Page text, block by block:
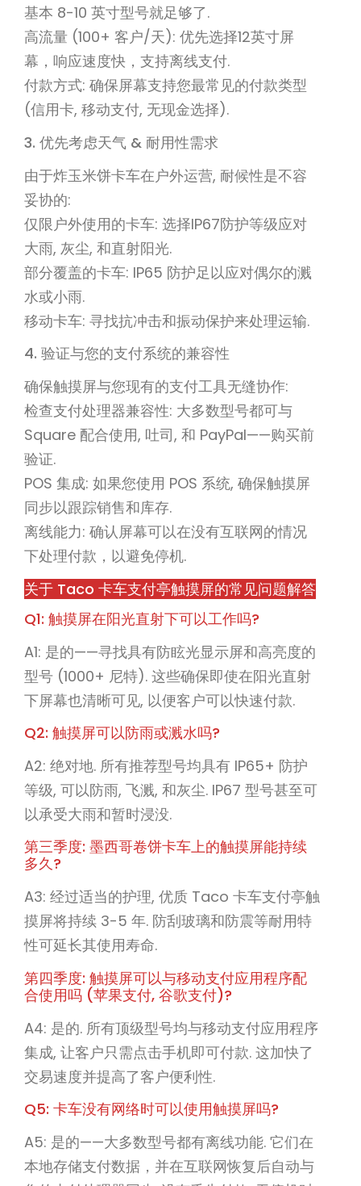
基本 8-10 英寸型号就足够了.
高流量 (100+ 客户/天): 优先选择12英寸屏
幕，响应速度快，支持离线支付.
付款方式: 确保屏幕支持您最常见的付款类型
(信用卡, 移动支付, 无现金选择).
3. 优先考虑天气 & 耐用性需求
由于炸玉米饼卡车在户外运营, 耐候性是不容
妥协的:
仅限户外使用的卡车: 选择IP67防护等级应对
大雨, 灰尘, 和直射阳光.
部分覆盖的卡车: IP65 防护足以应对偶尔的溅
水或小雨.
移动卡车: 寻找抗冲击和振动保护来处理运输.
4. 验证与您的支付系统的兼容性
确保触摸屏与您现有的支付工具无缝协作:
检查支付处理器兼容性: 大多数型号都可与
Square 配合使用, 吐司, 和 PayPal——购买前
验证.
POS 集成: 如果您使用 POS 系统, 确保触摸屏
同步以跟踪销售和库存.
离线能力: 确认屏幕可以在没有互联网的情况
下处理付款，以避免停机.
关于 Taco 卡车支付亭触摸屏的常见问题解答
Q1: 触摸屏在阳光直射下可以工作吗?
A1: 是的——寻找具有防眩光显示屏和高亮度的
型号 (1000+ 尼特). 这些确保即使在阳光直射
下屏幕也清晰可见, 以便客户可以快速付款.
Q2: 触摸屏可以防雨或溅水吗?
A2: 绝对地. 所有推荐型号均具有 IP65+ 防护
等级, 可以防雨, 飞溅, 和灰尘. IP67 型号甚至可
以承受大雨和暂时浸没.
第三季度: 墨西哥卷饼卡车上的触摸屏能持续
多久?
A3: 经过适当的护理, 优质 Taco 卡车支付亭触
摸屏将持续 3-5 年. 防刮玻璃和防震等耐用特
性可延长其使用寿命.
第四季度: 触摸屏可以与移动支付应用程序配
合使用吗 (苹果支付, 谷歌支付)?
A4: 是的. 所有顶级型号均与移动支付应用程序
集成, 让客户只需点击手机即可付款. 这加快了
交易速度并提高了客户便利性.
Q5: 卡车没有网络时可以使用触摸屏吗?
A5: 是的——大多数型号都有离线功能. 它们在
本地存储支付数据，并在互联网恢复后自动与